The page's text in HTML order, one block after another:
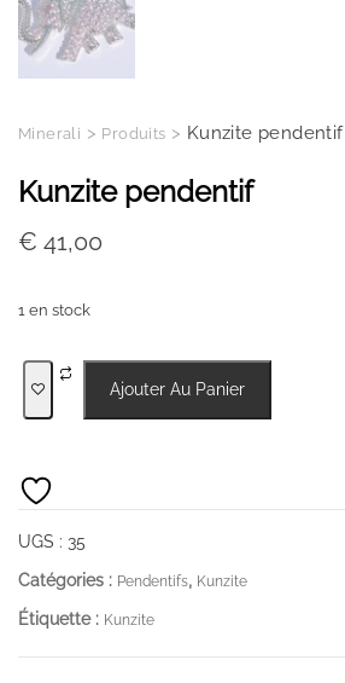
Minerali > Produits > Kunzite pendentif
Kunzite pendentif
€ 41,00
1 en stock
Ajouter Au Panier
UGS : 35
Catégories : Pendentifs, Kunzite
Étiquette : Kunzite